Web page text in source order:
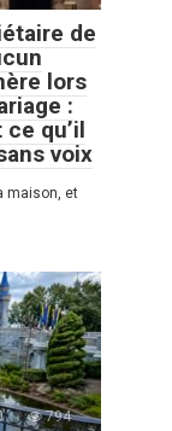
de
lors
:
qu’il
voix
maison, et
794